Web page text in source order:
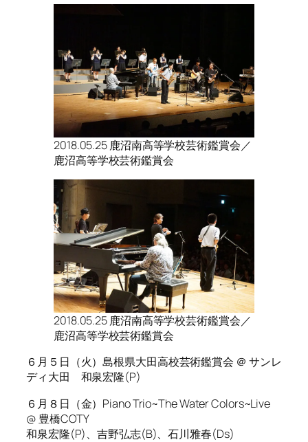
2018.05.25 鹿沼南高等学校芸術鑑賞会／
鹿沼高等学校芸術鑑賞会
2018.05.25 鹿沼南高等学校芸術鑑賞会／
鹿沼高等学校芸術鑑賞会
６月５日（火）島根県大田高校芸術鑑賞会 ＠ サンレ
ディ大田 和泉宏隆(P)
６月８日（金）Piano Trio~The Water Colors~Live
@ 豊橋COTY
和泉宏隆(P)、吉野弘志(B)、石川雅春(Ds)